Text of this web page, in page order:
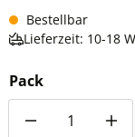
Bestellbar
Lieferzeit: 10-18
Pack